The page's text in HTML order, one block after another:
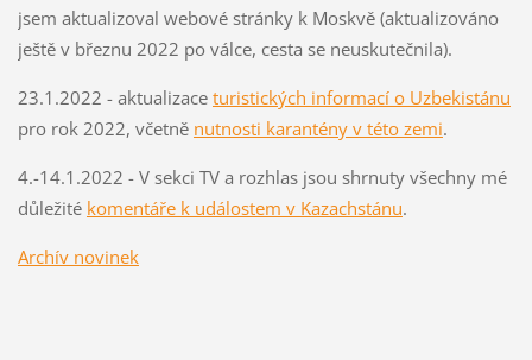
jsem aktualizoval webové stránky k Moskvě (aktualizováno
ještě v březnu 2022 po válce, cesta se neuskutečnila).
23.1.2022 - aktualizace turistických informací o Uzbekistánu
pro rok 2022, včetně nutnosti karantény v této zemi.
4.-14.1.2022 - V sekci TV a rozhlas jsou shrnuty všechny mé
důležité komentáře k událostem v Kazachstánu.
Archív novinek